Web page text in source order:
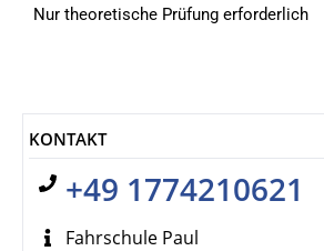
Nur theoretische Prüfung erforderlich
KONTAKT
+49 1774210621
Fahrschule Paul